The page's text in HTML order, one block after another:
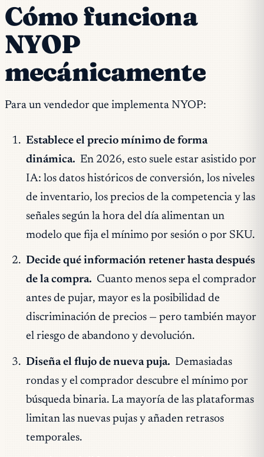
Cómo funciona
NYOP
mecánicamente
Para un vendedor que implementa NYOP:
Establece el precio mínimo de forma
dinámica. En 2026, esto suele estar asistido por
IA: los datos históricos de conversión, los niveles
de inventario, los precios de la competencia y las
señales según la hora del día alimentan un
modelo que fija el mínimo por sesión o por SKU.
Decide qué información retener hasta después
de la compra. Cuanto menos sepa el comprador
antes de pujar, mayor es la posibilidad de
discriminación de precios — pero también mayor
el riesgo de abandono y devolución.
Diseña el flujo de nueva puja. Demasiadas
rondas y el comprador descubre el mínimo por
búsqueda binaria. La mayoría de las plataformas
limitan las nuevas pujas y añaden retrasos
temporales.